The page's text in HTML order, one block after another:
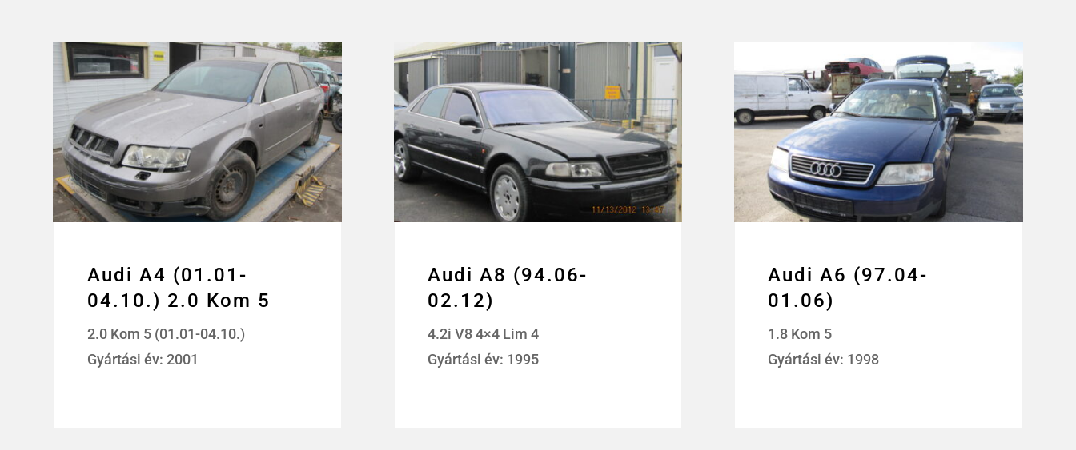
Audi A4 (01.01-
04.10.) 2.0 Kom 5
2.0 Kom 5 (01.01-04.10.)
Gyártási év: 2001
Audi A8 (94.06-
02.12)
4.2i V8 4×4 Lim 4
Gyártási év: 1995
Audi A6 (97.04-
01.06)
1.8 Kom 5
Gyártási év: 1998